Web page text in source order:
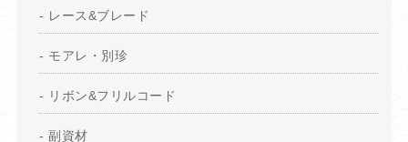
レース&ブレード
モアレ・別珍
リボン&フリルコード
副資材